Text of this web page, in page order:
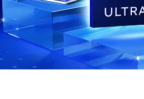
到
计
算